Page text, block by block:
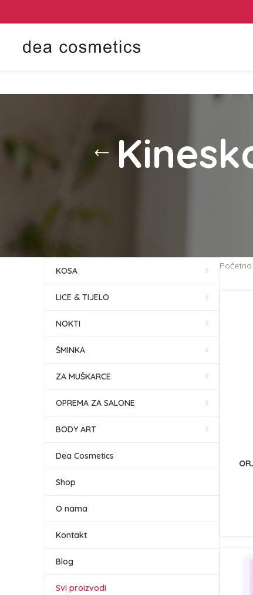
KOSA
LICE & TIJELO
NOKTI
ŠMINKA
ZA MUŠKARCE
OPREMA ZA SALONE
BODY ART
Dea Cosmetics
Shop
O nama
Kontakt
Blog
Svi proizvodi
Početna